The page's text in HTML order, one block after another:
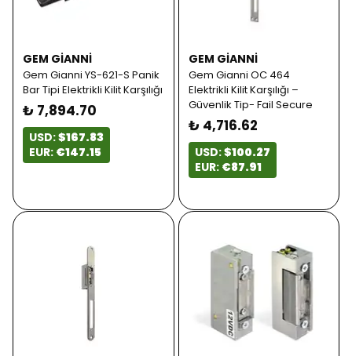
GEM GIANNI
Gem Gianni YS-621-S Panik
Bar Tipi Elektrikli Kilit Karşılığı
₺ 7,894.70
USD:$167.83
EUR: €147.15
GEM GIANNI
Gem Gianni OC 464
Elektrikli Kilit Karşılığı –
Güvenlik Tip- Fail Secure
₺ 4,716.62
USD:$100.27
EUR: €87.91